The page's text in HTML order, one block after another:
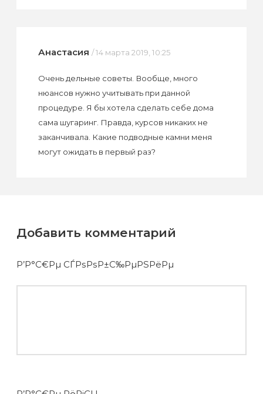
Анастасия / 14 марта 2019, 10:25
Очень дельные советы. Вообще, много
нюансов нужно учитывать при данной
процедуре. Я бы хотела сделать себе дома
сама шугаринг. Правда, курсов никаких не
заканчивала. Какие подводные камни меня
могут ожидать в первый раз?
Добавить комментарий
Р’Р°С€Рµ СЃРѕРѕР±С‰РµРЅРёРµ